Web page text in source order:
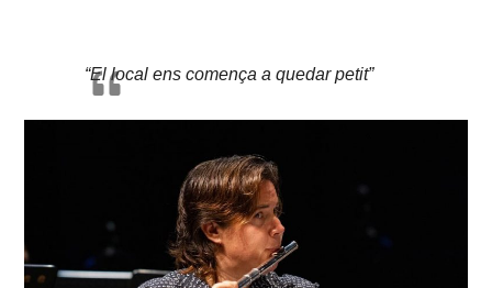
“El local ens comença a quedar petit”